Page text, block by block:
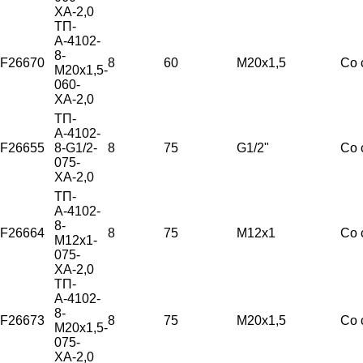
ХА-2,0
F26670
ТП-
А-4102-
8-
М20х1,5-
060-
ХА-2,0
8 60 М20х1,5 Со
F26655
ТП-
А-4102-
8-G1/2-
075-
ХА-2,0
8 75 G1/2" Со
F26664
ТП-
А-4102-
8-
М12х1-
075-
ХА-2,0
8 75 М12х1 Со
F26673
ТП-
А-4102-
8-
М20х1,5-
075-
ХА-2,0
8 75 М20х1,5 Со